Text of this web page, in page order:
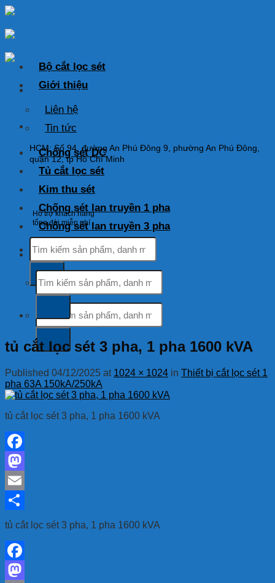
Skip
content
HOTLINE: 0925 038 097
HCM: Số 94, đường An Phú Đông 9, phường An Phú Đông,
quận 12, tp Hồ Chí Minh
Hỗ trợ khách hàng
tổng đài miễn phí
Tìm
kiếm:
kiếm:
Bộ cắt lọc sét
Giới thiệu
Liên hệ
Tin tức
Chống sét DC
Tủ cắt lọc sét
Kim thu sét
Chống sét lan truyền 1 pha
Chống sét lan truyền 3 pha
Tìm
kiếm:
tủ cắt lọc sét 3 pha, 1 pha 1600 kVA
Published 04/12/2025 at 1024 × 1024 in Thiết bị cắt lọc sét 1
pha 63A 150kA/250kA
tủ cắt lọc sét 3 pha, 1 pha 1600 kVA
Facebook
Mastodon
Email
Share
tủ cắt lọc sét 3 pha, 1 pha 1600 kVA
Facebook